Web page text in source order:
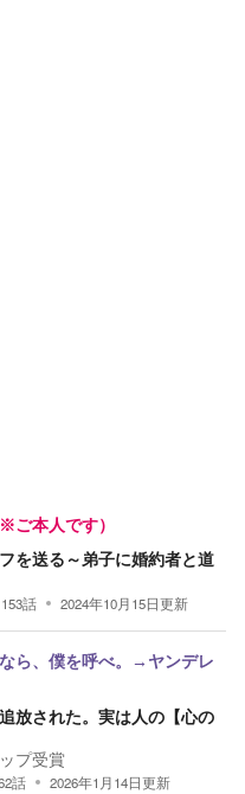
本人です）
を送る～弟子に婚約者と道
153話 2024年10月15日更新
ら、僕を呼べ。→ヤンデレ
放された。実は人の【心の
プ受賞
話 2026年1月14日更新